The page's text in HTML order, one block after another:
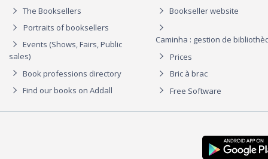
The Booksellers
Portraits of booksellers
Events (Shows, Fairs, Public
sales)
Book professions directory
Find our books on Addall
Bookseller website
Caminha : gestion de
Prices
Bric à brac
Free Software